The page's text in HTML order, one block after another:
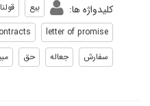
کلیدواژه ها: بیع
letter of promise
سفارش
جعاله حق